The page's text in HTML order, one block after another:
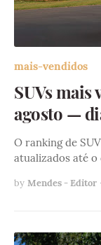
mais-vendidos
SUVs mais
agosto —
O ranking de
atualizados até o
by Mendes - Editor